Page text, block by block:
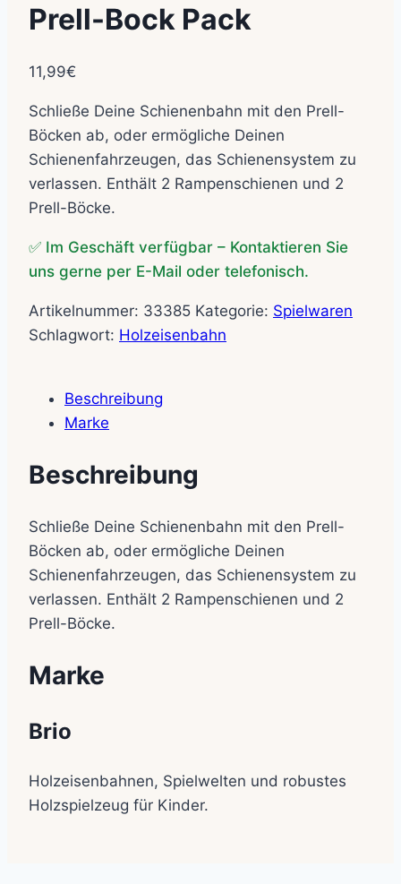
Prell-Bock Pack
11,99€
Schließe Deine Schienenbahn mit den Prell-
Böcken ab, oder ermögliche Deinen
Schienenfahrzeugen, das Schienensystem zu
verlassen. Enthält 2 Rampenschienen und 2
Prell-Böcke.
✅ Im Geschäft verfügbar – Kontaktieren Sie
uns gerne per E-Mail oder telefonisch.
Artikelnummer: 33385 Kategorie: Spielwaren
Schlagwort: Holzeisenbahn
Beschreibung
Marke
Beschreibung
Schließe Deine Schienenbahn mit den Prell-
Böcken ab, oder ermögliche Deinen
Schienenfahrzeugen, das Schienensystem zu
verlassen. Enthält 2 Rampenschienen und 2
Prell-Böcke.
Marke
Brio
Holzeisenbahnen, Spielwelten und robustes
Holzspielzeug für Kinder.